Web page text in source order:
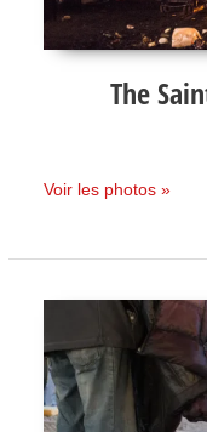
The
Voir les photos »
the
Saint-